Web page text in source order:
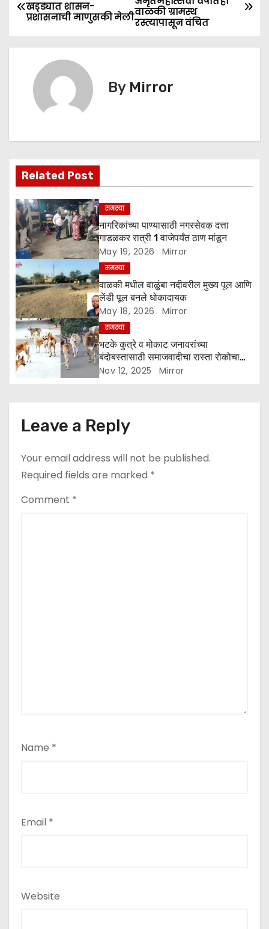
b
o
k
A
p
e
n
g
o
s
g
a
t
i
o
n
वाळकी ग्रामस्थ
रस्त्यापासून वंचित
खड्ड्यात शासन-
प्रशासनाची माणुसकी मेली
By Mirror
Related Post
समस्या
नागरिकांच्या पाण्यासाठी नगरसेवक दत्ता
गाडळकर रात्री 1 वाजेपर्यंत ठाण मांडून
May 19, 2026 Mirror
समस्या
वाळकी मधील वाळुंबा नदीवरील मुख्य पूल आणि
लेंडी पूल बनले धोकादायक
May 18, 2026 Mirror
समस्या
भटके कुत्रे व मोकाट जनावरांच्या
बंदोबस्तासाठी समाजवादीचा रास्ता रोकोचा
इशारा
Nov 12, 2025 Mirror
Leave a Reply
Your email address will not be published.
Required fields are marked *
Comment *
Name *
Email *
Website